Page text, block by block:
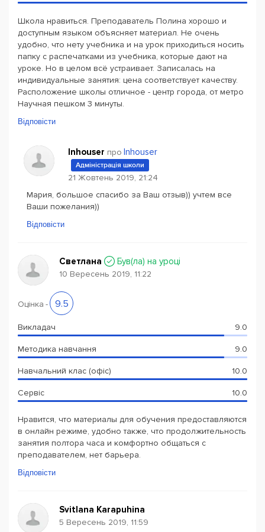
Школа нравиться. Преподаватель Полина хорошо и
доступным языком объясняет материал. Не очень
удобно, что нету учебника и на урок приходиться носить
папку с распечатками из учебника, которые дают на
уроке. Но в целом всё устраивает. Записалась на
индивидуальные занятия: цена соответствует качеству.
Расположение школы отличное - центр города, от метро
Научная пешком 3 минуты.
Відповісти
Inhouser про Inhouser
Адміністрація школи
21 Жовтень 2019, 21:24
Мария, большое спасибо за Ваш отзыв)) учтем все
Ваши пожелания))
Відповісти
Светлана Був(ла) на уроці
10 Вересень 2019, 11:22
Оцінка - 9.5
Викладач 9.0
Методика навчання 9.0
Навчальний клас (офіс) 10.0
Сервіс 10.0
Нравится, что материалы для обучения предоставляются
в онлайн режиме, удобно также, что продолжительность
занятия полтора часа и комфортно общаться с
преподавателем, нет барьера.
Відповісти
Svitlana Karapuhina
5 Вересень 2019, 11:59